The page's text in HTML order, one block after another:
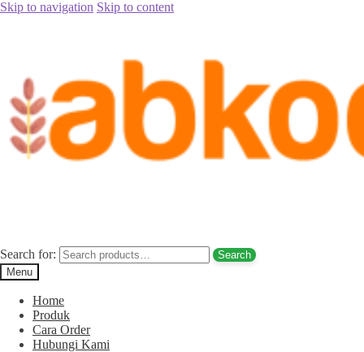
Skip to navigation Skip to content
Search for:
Search
Menu
Home
Produk
Cara Order
Hubungi Kami
Jual Kurma Tanpa Biji
Tanpa Biji Ogan Komering Ulu Hub. 085780148484
Posted onSeptember 10, 2017 byRina Rina
Jual Kurma Tunisia Tanpa Biji Ogan
Komering Ulu Hub. 085780148484